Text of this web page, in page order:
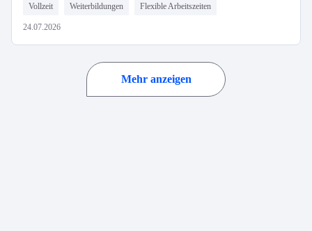
Vollzeit Weiterbildungen Flexible Arbeitszeiten
24.07.2026
Mehr anzeigen